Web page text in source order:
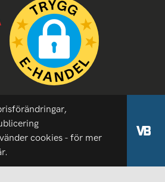
cookies - för mer